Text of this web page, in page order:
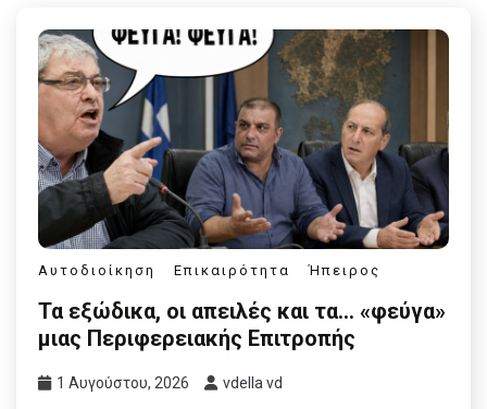
Αυτοδιοίκηση Επικαιρότητα Ήπειρος
Τα εξώδικα, οι απειλές και τα… «φεύγα»
μιας Περιφερειακής Επιτροπής
1 Αυγούστου, 2026 vdella vd